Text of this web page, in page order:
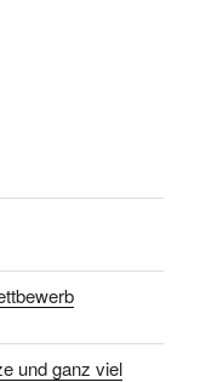
und ganz viel